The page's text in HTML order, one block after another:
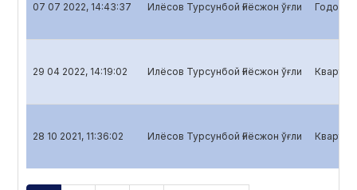
07 07 2022, 14:43:37 Илёсов Турсунбой Ғиёсжон ўғли
29 04 2022, 14:19:02 Илёсов Турсунбой Ғиёсжон ўғли
28 10 2021, 11:36:02 Илёсов Турсунбой Ғиёсжон ўғли